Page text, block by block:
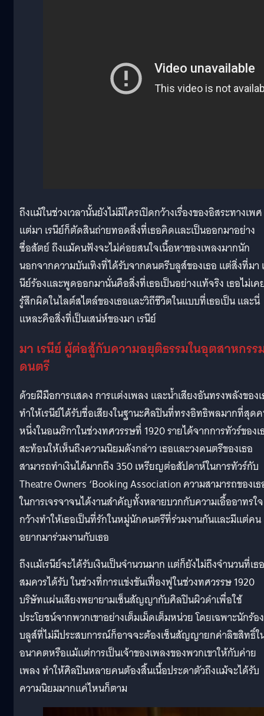
ถึงแม้ในช่วงเวลานั้นยังไม่มีใครเปิดกว้างเรื่องของอิสระทางเพศ
แต่มา เรนีย์ก็ตัดสินถ่ายทอดสิ่งที่เธอคิดและเป็นออกมาอย่าง
ซื่อสัตย์ ถึงแม้คนฟังจะไม่ค่อยสนใจเนื้อหาของเพลงมากนัก
นอกจากความบันเทิงที่ได้รับจากดนตรีบลูส์ของเธอ แต่สิ่งที่มา
นีย์ร้องและพูดออกมานั่นคือสิ่งที่เธอเป็นอย่างแท้จริง เธอไม่เค
รู้สึกผิดในไลต์สไตล์ของเธอและวิถีชีวิตในแบบที่เธอเป็น และนี่
แหละคือสิ่งที่เป็นเสน่ห์ของมา เรนีย์
มา เรนีย์ ผู้ต่อสู้กับความอยุติธรรมในอุตสาหกรร
ดนตรี
ด้วยฝีมือการแสดง การแต่งเพลง และน้ำเสียงอันทรงพลังของ
ทำให้เรนีย์ได้รับชื่อเสียงในฐานะศิลปินที่ทรงอิทธิพลมากที่สุด
หนึ่งในอเมริกาในช่วงทศวรรษที่ 1920 รายได้จากการทัวร์ของเ
สะท้อนให้เห็นถึงความนิยมดังกล่าว เธอและวงดนตรีของเธอ
สามารถทำเงินได้มากถึง 350 เหรียญต่อสัปดาห์ในการทัวร์กับ
Theatre Owners ‘Booking Association ความสามารถของเ
ในการเจรจาจนได้งานสำคัญทั้งหลายบวกกับความเอื้ออาทรใจ
กว้างทำให้เธอเป็นที่รักในหมู่นักดนตรีที่ร่วมงานกันและมีแต่คน
อยากมาร่วมงานกับเธอ
ถึงแม้เรนีย์จะได้รับเงินเป็นจำนวนมาก แต่ก็ยังไม่ถึงจำนวนที่เธอ
สมควรได้รับ ในช่วงที่การแข่งขันเฟื่องฟูในช่วงทศวรรษ 1920
บริษัทแผ่นเสียงพยายามเซ็นสัญญากับศิลปินผิวดำเพื่อใช้
ประโยชน์จากพวกเขาอย่างเต็มเม็ดเต็มหน่วย โดยเฉพาะนักร้อง
บลูส์ที่ไม่มีประสบการณ์ก็อาจจะต้องเซ็นสัญญายกค่าลิขสิทธิ์ใ
อนาคตหรือแม้แต่การเป็นเจ้าของเพลงของพวกเขาให้กับค่าย
เพลง ทำให้ศิลปินหลายคนต้องสิ้นเนื้อประดาตัวถึงแม้จะได้รับ
ความนิยมมากแค่ไหนก็ตาม